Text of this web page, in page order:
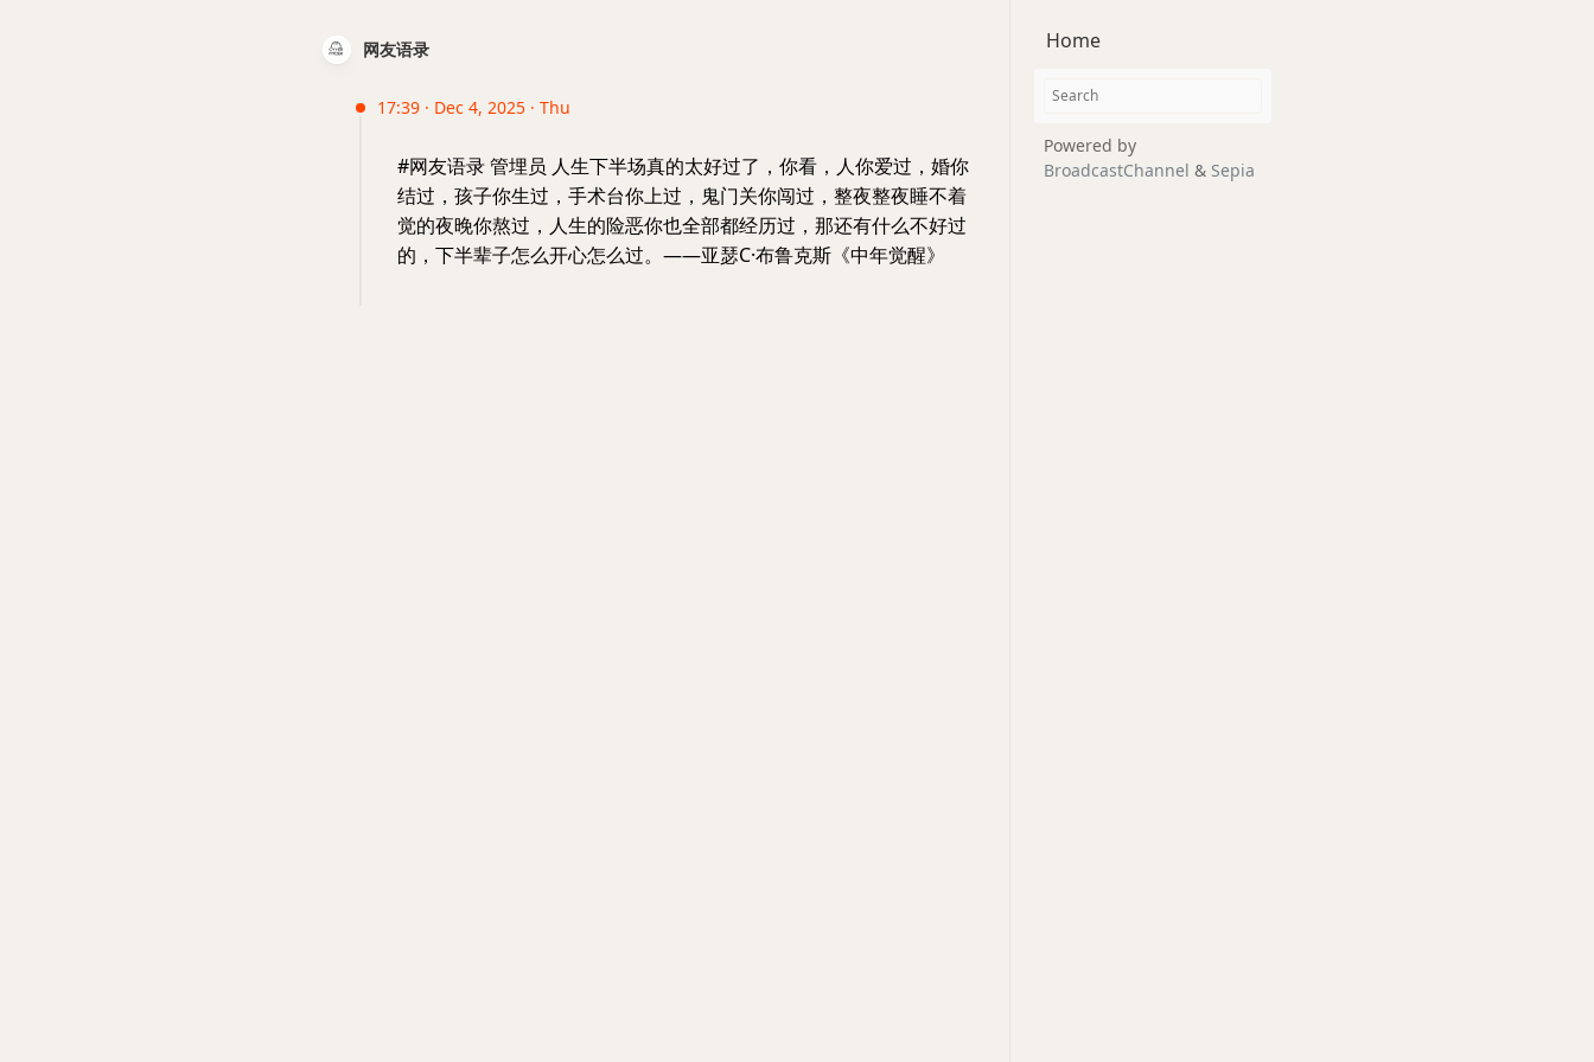
网友语录
17:39 · Dec 4, 2025 · Thu
#网友语录 管埋员 人生下半场真的太好过了，你看，人你爱过，婚你
结过，孩子你生过，手术台你上过，鬼门关你闯过，整夜整夜睡不着
觉的夜晚你熬过，人生的险恶你也全部都经历过，那还有什么不好过
的，下半辈子怎么开心怎么过。——亚瑟C·布鲁克斯《中年觉醒》
Home
Powered by
BroadcastChannel & Sepia